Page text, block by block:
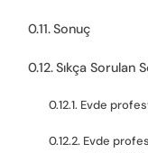
Sonuç
Sıkça Sorulan
Evde
Evde